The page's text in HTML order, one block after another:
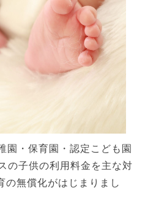
園・保育園・認定こども園
の子供の利用料金を主な対
の無償化がはじまりまし